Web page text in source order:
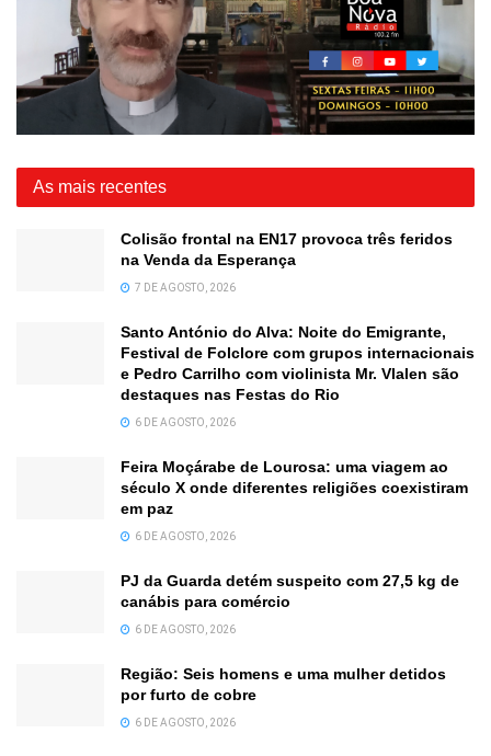
As mais recentes
Colisão frontal na EN17 provoca três feridos
na Venda da Esperança
7 DE AGOSTO, 2026
Santo António do Alva: Noite do Emigrante,
Festival de Folclore com grupos internacionais
e Pedro Carrilho com violinista Mr. Vlalen são
destaques nas Festas do Rio
6 DE AGOSTO, 2026
Feira Moçárabe de Lourosa: uma viagem ao
século X onde diferentes religiões coexistiram
em paz
6 DE AGOSTO, 2026
PJ da Guarda detém suspeito com 27,5 kg de
canábis para comércio
6 DE AGOSTO, 2026
Região: Seis homens e uma mulher detidos
por furto de cobre
6 DE AGOSTO, 2026